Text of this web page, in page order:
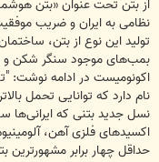
نظامی به ایران و ضریب
تولید این نوع از بتن،
بمب‌های موجود سنگر شکن و
نام دارد که توانایی تحمل
نسل جدید بتنی که ایرانی‌ها
اکسیدهای فلزی آهن،
حداقل چهار برابر مشهورترین